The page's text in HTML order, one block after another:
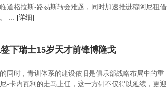
道格拉斯-路易斯转会难题，同时加速推进穆阿尼租借
... [详细]
下瑞士15岁天才前锋博隆戈
同时，青训体系的建设依旧是俱乐部战略布局中的重
-卡内瓦利的走马上任，这一方针不仅得以延续，更迎